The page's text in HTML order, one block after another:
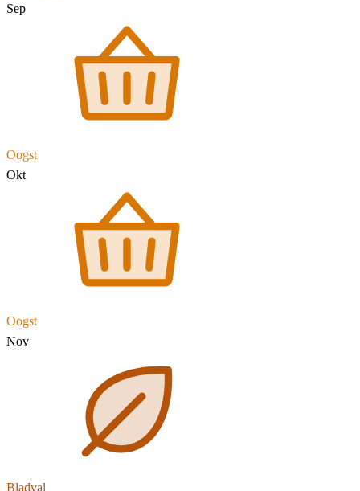
Sep
Oogst
Okt
Oogst
Nov
Bladval